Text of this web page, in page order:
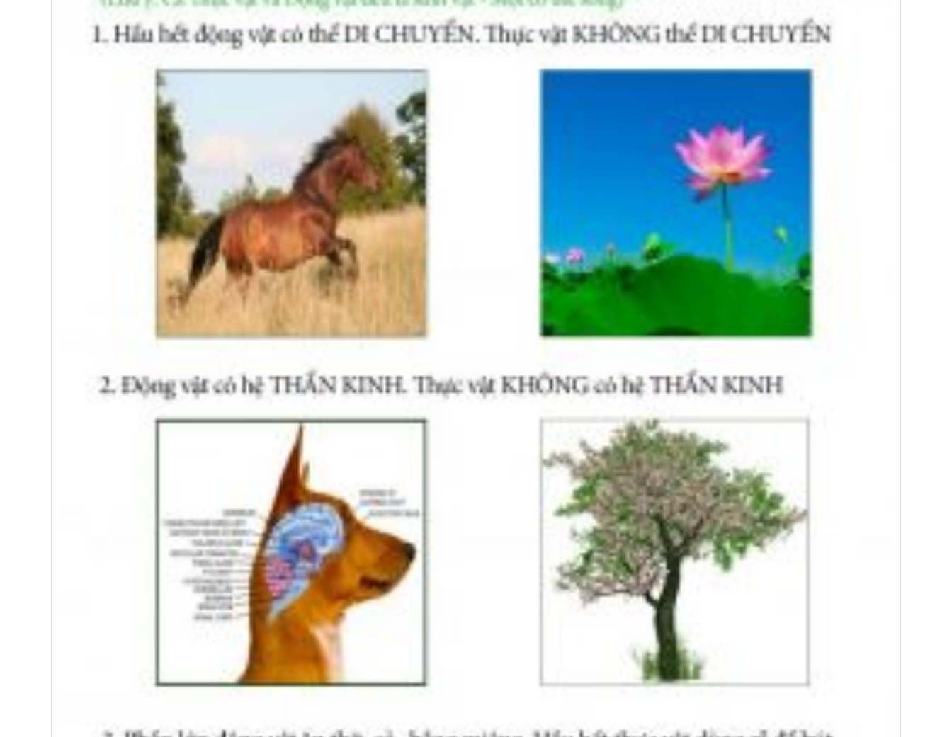
Bài mới Dạy trẻ cách học bằng cả 2 bán cầu não như thế nào?
Bài mới Vai trò của giấc ngủ với sự phát triển của não bộ
3 tổn thương não bộ phổ biến ở trẻ
6 phản xạ không điều kiện ở trẻ sơ sinh